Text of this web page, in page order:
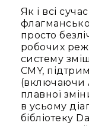
Як і всі
просто
робочих
систему
CMY,
(включаючи
плавної
в усьому
бібліотеку